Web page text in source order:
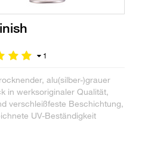
1
alu(silber-)grauer
in werksoriginaler Qualität,
verschleißfeste Beschichtung,
UV-Beständigkeit